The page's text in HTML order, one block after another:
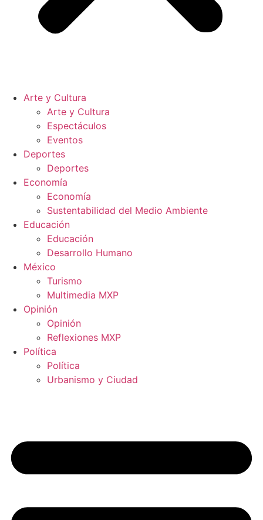
Arte y Cultura
Arte y Cultura
Espectáculos
Eventos
Deportes
Deportes
Economía
Economía
Sustentabilidad del Medio Ambiente
Educación
Educación
Desarrollo Humano
México
Turismo
Multimedia MXP
Opinión
Opinión
Reflexiones MXP
Política
Política
Urbanismo y Ciudad